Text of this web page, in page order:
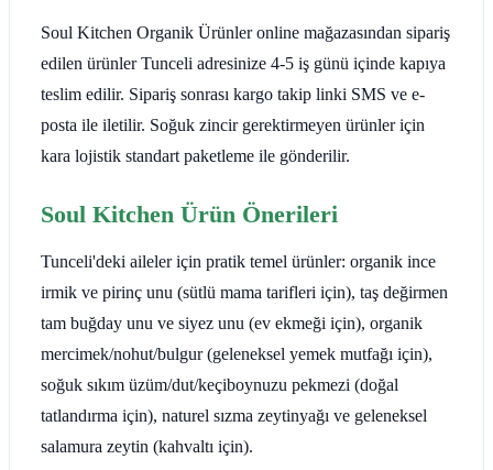
Soul Kitchen Organik Ürünler online mağazasından sipariş
edilen ürünler Tunceli adresinize 4-5 iş günü içinde kapıya
teslim edilir. Sipariş sonrası kargo takip linki SMS ve e-
posta ile iletilir. Soğuk zincir gerektirmeyen ürünler için
kara lojistik standart paketleme ile gönderilir.
Soul Kitchen Ürün Önerileri
Tunceli'deki aileler için pratik temel ürünler: organik ince
irmik ve pirinç unu (sütlü mama tarifleri için), taş değirmen
tam buğday unu ve siyez unu (ev ekmeği için), organik
mercimek/nohut/bulgur (geleneksel yemek mutfağı için),
soğuk sıkım üzüm/dut/keçiboynuzu pekmezi (doğal
tatlandırma için), naturel sızma zeytinyağı ve geleneksel
salamura zeytin (kahvaltı için).